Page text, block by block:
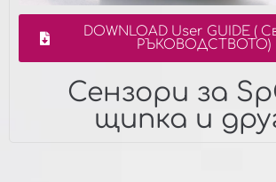
DOWNLOAD User GUIDE (
РЪКОВОДСТВОТО)
Сензори за
щипка и